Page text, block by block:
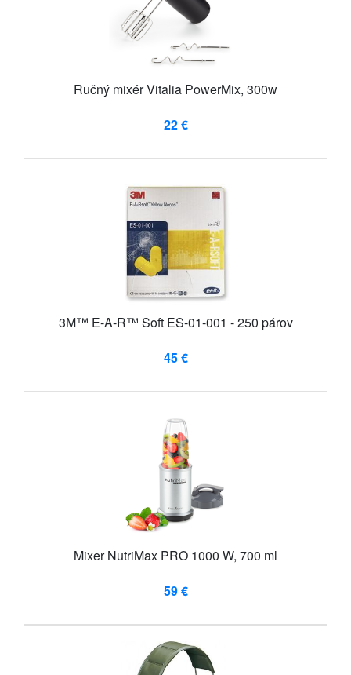
Ručný mixér Vitalia PowerMix, 300w
22 €
3M™ E-A-R™ Soft ES-01-001 - 250 párov
45 €
Mixer NutriMax PRO 1000 W, 700 ml
59 €